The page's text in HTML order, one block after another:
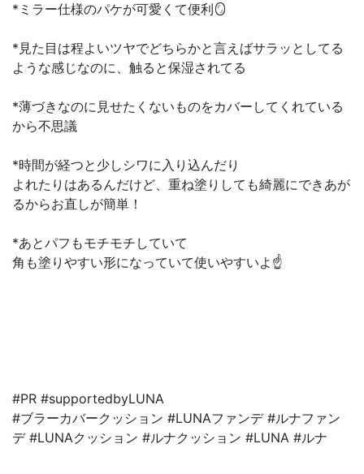
*ミラー仕様のパケが可愛くて便利🪞
*見た目は程よいツヤでどちらかと言えばサラッとしてる
ような感じなのに、触ると保湿されてる
*薄づきなのに見せたくないものをカバーしてくれている
から不思議
*時間が経つと少しシワに入り込んだり
よれたりはあるんだけど、重ね塗りしても綺麗にできあが
るからお直しが簡単！
*あとパフもモチモチしていて
角も塗りやすい形になっていて使いやすいよ☝️
#PR #supportedbyLUNA
#ブラーカバークッション #LUNAファンデ #ルナファン
デ #LUNAクッション #ルナクッション #LUNA #ルナ